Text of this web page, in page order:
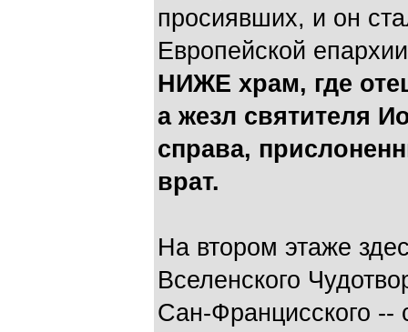
просиявших, и он
Европейской
НИЖЕ храм, где
а жезл святителя
справа,
врат.
На втором этаже
Вселенского
Сан-Францисского --